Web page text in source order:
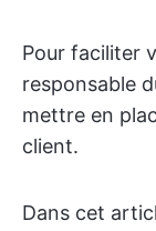
Pour faciliter
responsable
mettre en
client.
Dans cet